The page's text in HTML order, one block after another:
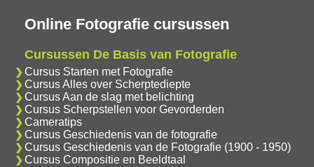
Online Fotografie cursussen
Cursussen De Basis van Fotografie
Cursus Starten met Fotografie
Cursus Alles over Scherptediepte
Cursus Aan de slag met belichting
Cursus Scherpstellen voor Gevorderden
Cameratips
Cursus Geschiedenis van de fotografie
Cursus Geschiedenis van de Fotografie (1900 - 1950)
Cursus Compositie en Beeldtaal